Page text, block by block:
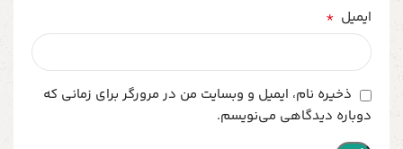
ایمیل *
ذخیره نام، ایمیل و وبسایت من در مرورگر برای زمانی که
دوباره دیدگاهی می‌نویسم.